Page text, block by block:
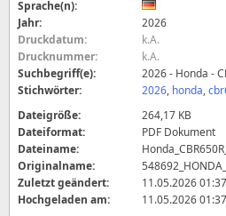
Sprache(n):
Jahr:
2026
Druckdatum:
k.A.
Drucknummer:
k.A.
Suchbegriff(e):
2026 - Honda -
Stichwörter:
2026, honda,
Dateigröße:
264,17 KB
Dateiformat:
PDF Dokument
Dateiname:
Originalname:
Zuletzt geändert:
11.05.2026 01:37
Hochgeladen am:
11.05.2026 01:37